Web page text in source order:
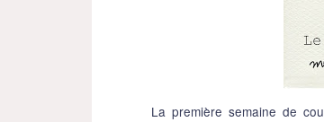
La première semaine de